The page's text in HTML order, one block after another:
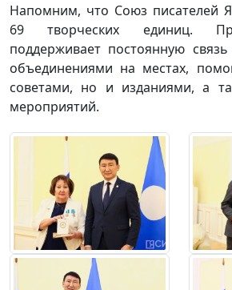
Напомним, что Союз писателей
69 творческих единиц.
поддерживает постоянную
объединениями на местах,
советами, но и изданиями, а
мероприятий.